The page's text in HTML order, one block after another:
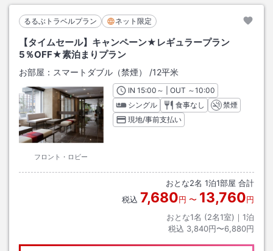
るるぶトラベルプラン ネット限定
【タイムセール】キャンペーン★レギュラープラン
5％OFF★素泊まりプラン
お部屋： スマートダブル（禁煙） /12平米
フロント・ロビー
INチェックイン
15:00 ～ | OUT チェックアウト
～10:00
シングル
食事なし
禁煙
現地/事前支払い
おとな2名 1泊1部屋 合計
税込 7,680円 〜 13,760円
おとな1名 (2名1室)｜ 1泊
税込 3,840円〜6,880円